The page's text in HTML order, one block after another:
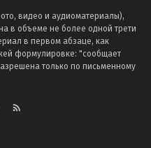
видео и аудиоматериалы),
в объеме не более одной трети
в первом абзаце, как
формулировке: "сообщает
только по письменному